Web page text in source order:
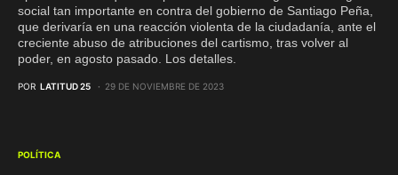
social tan importante en contra del gobierno de Santiago Peña,
que derivaría en una reacción violenta de la ciudadanía, ante el
creciente abuso de atribuciones del cartismo, tras volver al
poder, en agosto pasado. Los detalles.
POR LATITUD 25 29 DE NOVIEMBRE DE 2023
POLÍTICA